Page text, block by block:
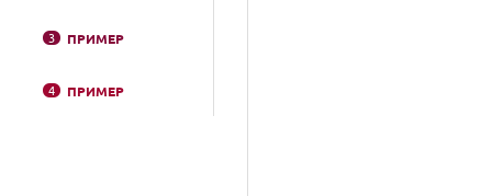
3 ПРИМЕР
4 ПРИМЕР